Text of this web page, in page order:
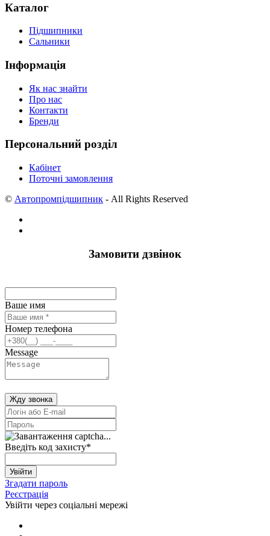
Каталог
Підшипники
Сальники
Інформація
Як нас знайти
Про нас
Контакти
Бренди
Персональний розділ
Кабінет
Поточні замовлення
© Автопромпідшипник - All Rights Reserved
Замовити дзвінок
Ваше имя
Номер телефона
Message
Жду звонка
Введіть код захисту*
Увійти
Згадати пароль
Реєстрація
Увійти через соціальні мережі